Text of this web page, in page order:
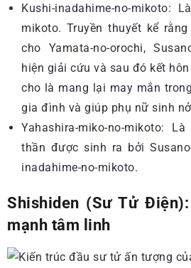
Kushi-inadahime-no-mikoto:
mikoto. Truyền thuyết kể
cho Yamata-no-orochi,
hiện giải cứu và sau đó kết
cho là mang lại may mắn
gia đình và giúp phụ nữ sinh
Yahashira-miko-no-mikoto:
thần được sinh ra bởi
inadahime-no-mikoto.
Shishiden (Sư Tử
mạnh tâm linh